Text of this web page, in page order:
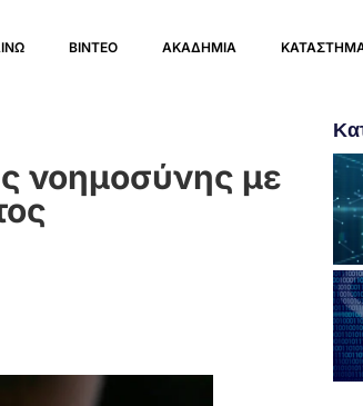
ΒΙΝΤΕΟ ΑΚΑΔΗΜΙΑ
νοημοσύνης με